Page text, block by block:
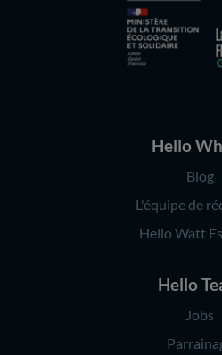
Hello
Blog
L'équipe de
Hello Watt
Hello
Jobs